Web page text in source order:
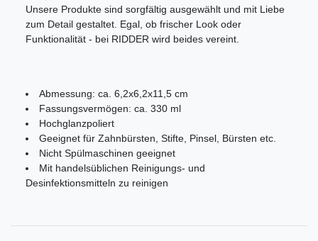
Unsere Produkte sind sorgfältig ausgewählt und mit Liebe
zum Detail gestaltet. Egal, ob frischer Look oder
Funktionalität - bei RIDDER wird beides vereint.
Abmessung: ca. 6,2x6,2x11,5 cm
Fassungsvermögen: ca. 330 ml
Hochglanzpoliert
Geeignet für Zahnbürsten, Stifte, Pinsel, Bürsten etc.
Nicht Spülmaschinen geeignet
Mit handelsüblichen Reinigungs- und
Desinfektionsmitteln zu reinigen